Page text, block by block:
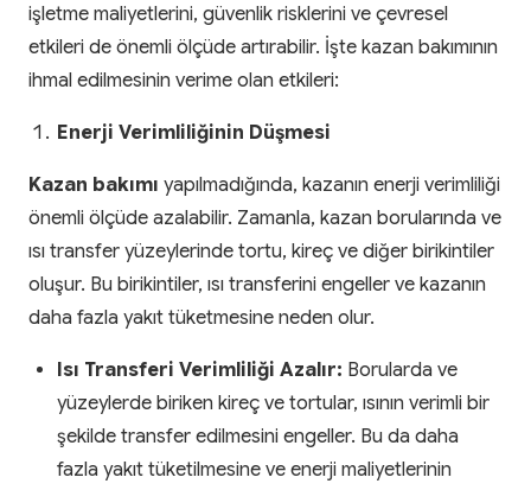
işletme maliyetlerini, güvenlik risklerini ve çevresel
etkileri de önemli ölçüde artırabilir. İşte kazan bakımının
ihmal edilmesinin verime olan etkileri:
Enerji Verimliliğinin Düşmesi
Kazan bakımı yapılmadığında, kazanın enerji verimliliği
önemli ölçüde azalabilir. Zamanla, kazan borularında ve
ısı transfer yüzeylerinde tortu, kireç ve diğer birikintiler
oluşur. Bu birikintiler, ısı transferini engeller ve kazanın
daha fazla yakıt tüketmesine neden olur.
Isı Transferi Verimliliği Azalır: Borularda ve
yüzeylerde biriken kireç ve tortular, ısının verimli bir
şekilde transfer edilmesini engeller. Bu da daha
fazla yakıt tüketilmesine ve enerji maliyetlerinin